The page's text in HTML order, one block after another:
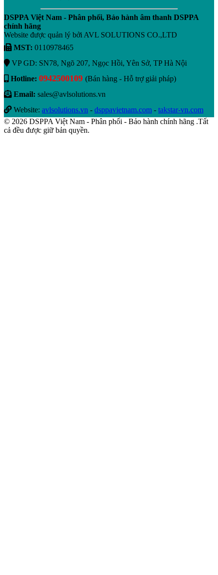
DSPPA Việt Nam - Phân phối, Bảo hành âm thanh DSPPA
chính hãng
Website được quản lý bởi AVL SOLUTIONS CO.,LTD
MST: 0110978465
VP GD: SN78, Ngõ 207, Ngọc Hồi, Yên Sở, TP Hà Nội
Hotline: 0942500109 (Bán hàng - Hỗ trợ giải pháp)
Email: sales@avlsolutions.vn
Website: avlsolutions.vn - dsppavietnam.com - takstar-vn.com
© 2026 DSPPA Việt Nam - Phân phối - Bảo hành chính hãng .Tất
cả đều được giữ bản quyền.